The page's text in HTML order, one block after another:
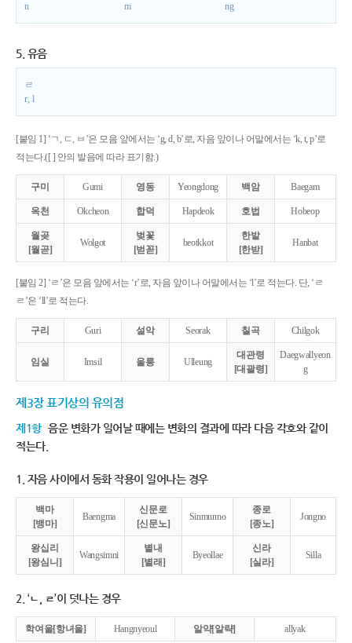
n
m
ng
5. 유음
ㄹ
r, l
[붙임 1] ‘ㄱ, ㄷ, ㅂ’은 모음 앞에서는 ‘g, d, b’로, 자음 앞이나 어말에서는 ‘k, t, p’로
적는다.([ ] 안의 발음에 따라 표기함.)
구미 Gumi 영동 Yeongdong 백암 Baegam
옥천 Okcheon 합덕 Hapdeok 호법 Hobeop
월곶
[월곧]
Wolgot
벚꽃
[벋꼳]
beotkkot
한밭
[한받]
Hanbat
[붙임 2] ‘ㄹ’은 모음 앞에서는 ‘r’로, 자음 앞이나 어말에서는 ‘l’로 적는다. 단, ‘ㄹ
ㄹ’은 ‘ll’로 적는다.
구리 Guri 설악 Seorak 칠곡 Chilgok
임실 Imsil 울릉 Ulleung
대관령
[대괄령]
Daegwallyeon
g
제3장 표기상의 유의점
제1항 음운 변화가 일어날 때에는 변화의 결과에 따라 다음 각호와 같이
적는다.
1. 자음 사이에서 동화 작용이 일어나는 경우
백마
[뱅마]
Baengma
신문로
[신문노]
Sinmunno
종로
[종노]
Jongno
왕십리
[왕심니]
Wangsimni
별내
[별래]
Byeollae
신라
[실라]
Silla
2. ‘ㄴ, ㄹ’이 덧나는 경우
학여울[항녀울] Hangnyeoul 알약[알략] allyak